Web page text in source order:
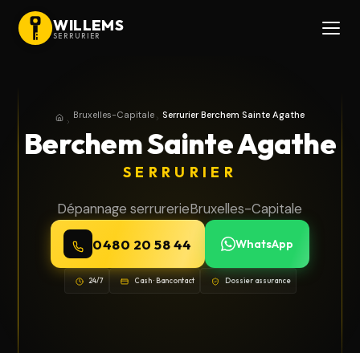
WILLEMS
SERRURIER
AccueilBruxelles-Capitale
Bruxelles-Capitale Serrurier Berchem Sainte Agathe
Berchem Sainte Agathe
SERRURIER
Dépannage serrurerieBruxelles-Capitale
0480 20 58 44 WhatsApp
24/7 Cash · Bancontact Dossier assurance